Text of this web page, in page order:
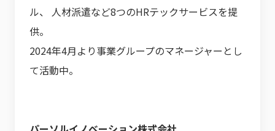
ル、 人材派遣など8つのHRテックサービスを提
供。
2024年4月より事業グループのマネージャーとし
て活動中。